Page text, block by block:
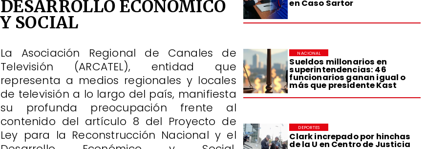
en Caso Sartor
Sueldos millonarios en
superintendencias: 46
funcionarios ganan igual o
más que presidente Kast
NACIONAL
Clark increpado por hinchas
de la U en Centro de Justicia
DEPORTES
DESARROLLO ECONÓMICO
Y SOCIAL
La Asociación Regional de Canales de
Televisión (ARCATEL), entidad que
representa a medios regionales y locales
de televisión a lo largo del país, manifiesta
su profunda preocupación frente al
contenido del artículo 8 del Proyecto de
Ley para la Reconstrucción Nacional y el